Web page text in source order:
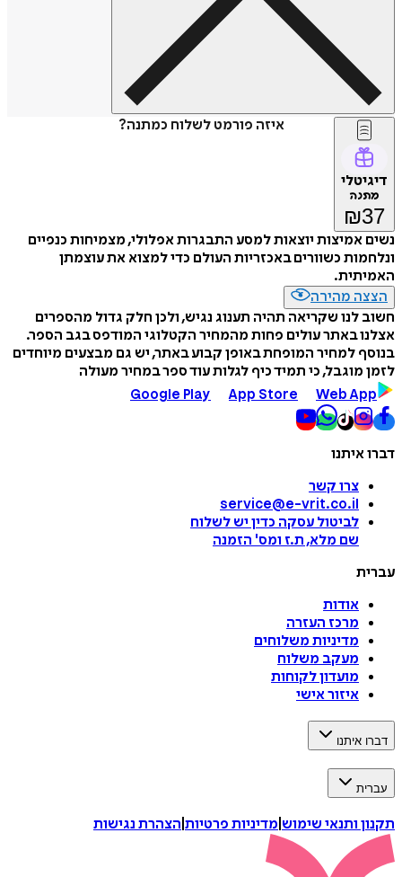
איזה פורמט לשלוח כמתנה?
דיגיטלי
מתנה
₪37
נשים אמיצות יוצאות למסע התבגרות אפלולי, מצמיחות כנפיים
ונלחמות כשוורים באכזריות העולם כדי למצוא את עוצמתן
האמיתית.
הצצה מהירה
חשוב לנו שקריאה תהיה תענוג נגיש, ולכן חלק גדול מהספרים
אצלנו באתר עולים פחות מהמחיר הקטלוגי המודפס בגב הספר.
בנוסף למחיר המופחת באופן קבוע באתר, יש גם מבצעים מיוחדים
לזמן מוגבל, כי תמיד כיף לגלות עוד ספר במחיר מעולה
Google Play
App Store Web App
דברו איתנו
צרו קשר
service@e-vrit.co.il
לביטול עסקה כדין יש לשלוח
שם מלא, ת.ז ומס' הזמנה
עברית
אודות
מרכז העזרה
מדיניות משלוחים
מעקב משלוח
מועדון לקוחות
איזור אישי
דברו איתנו
עברית
תקנון ותנאי שימוש מדיניות פרטיות הצהרת נגישות